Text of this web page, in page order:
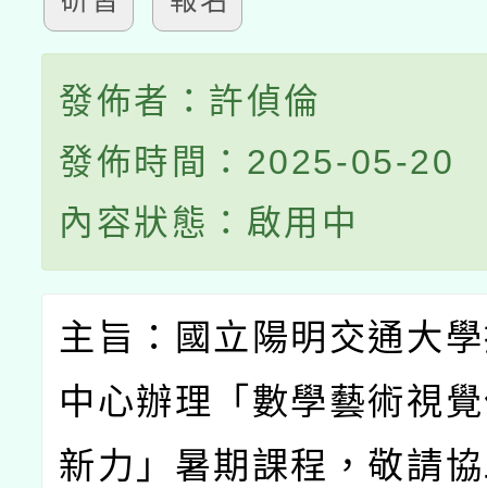
發佈者：許偵倫
發佈時間：2025-05-20
內容狀態：啟用中
主旨：國立陽明交通大
中心辦理「數學藝術視
新力」暑期課程，敬請